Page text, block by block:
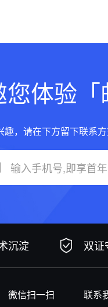
您体验
趣，请在下方留下联系
沉淀 双证
微信扫一扫
联系